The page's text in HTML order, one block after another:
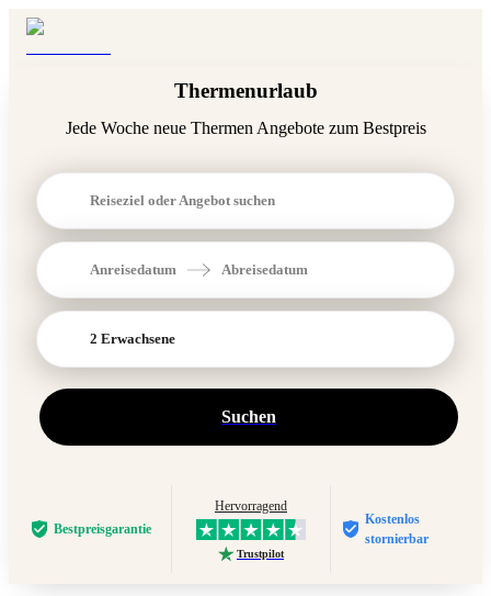
Thermenurlaub
Jede Woche neue Thermen Angebote zum Bestpreis
Reiseziel oder Angebot suchen
Anreisedatum Abreisedatum
2 Erwachsene
Suchen
Bestpreis­garantie
Hervorragend
Trustpilot
Kostenlos
stornierbar